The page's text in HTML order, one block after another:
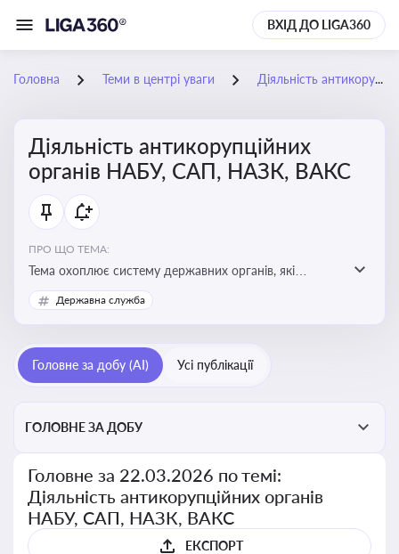
ВХІД ДО LIGA360
Головна Теми в центрі уваги Діяльність антикорупційних органів НАБУ, САП, НАЗК, ВАКС
Діяльність антикорупційних
органів НАБУ, САП, НАЗК, ВАКС
ПРО ЩО ТЕМА:
Тема охоплює систему державних органів, які
здійснюють запобігання, виявлення та розслідування
корупційних правопорушень, що є ключовим
у державному управлінні та бізнесі
Державна служба
Головне за добу (AI) Усі публікації
ГОЛОВНЕ ЗА ДОБУ
Головне за 22.03.2026 по темі:
Діяльність антикорупційних органів
НАБУ, САП, НАЗК, ВАКС
ЕКСПОРТ